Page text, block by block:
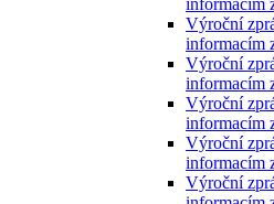
informacím
Výroční
informacím
Výroční
informacím
Výroční
informacím
Výroční
informacím
Výroční